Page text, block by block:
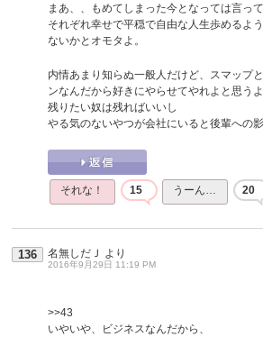
まあ、、もめてしまった今となっては言っ
それぞれ幸せで平穏で自由な人生歩めるよ
ないかとオモタよ。
内情あまり知らぬ一般人だけど、スマップ
ンなんだから好きにやらせてやれよと思うよ
残りたい奴は残ればいいし
やる気のないやつが会社にいると後輩への
それな！ 15 うーん… 20
136 名無しだＪ より
2016年9月29日 11:19 PM
>>43
いやいや、ビジネスなんだから、